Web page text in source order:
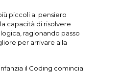
piccoli al pensiero
capacità di risolvere
ragionando passo
per arrivare alla
il Coding comincia